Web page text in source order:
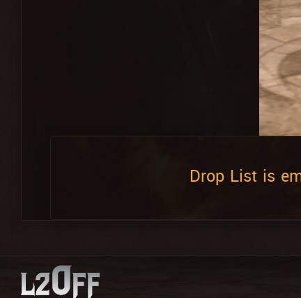
Drop List is